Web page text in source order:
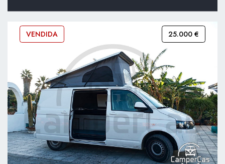
VENDIDA 25.000 €